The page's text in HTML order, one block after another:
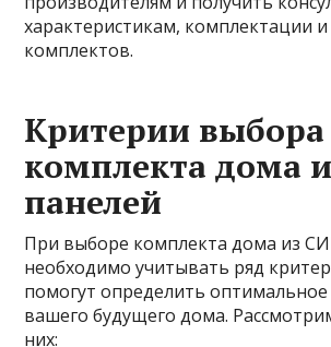
характеристикам, комплектации
комплектов.
Критерии выбора
комплекта дома
панелей
При выборе комплекта дома из
необходимо учитывать ряд
помогут определить
вашего будущего дома.
них: